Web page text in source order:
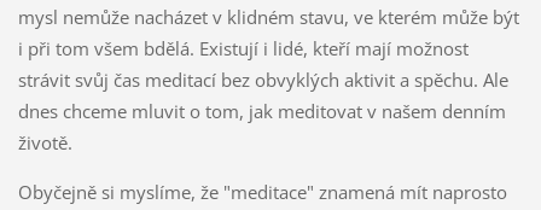
mysl nemůže nacházet v klidném stavu, ve kterém může být
i při tom všem bdělá. Existují i lidé, kteří mají možnost
strávit svůj čas meditací bez obvyklých aktivit a spěchu. Ale
dnes chceme mluvit o tom, jak meditovat v našem denním
životě.
Obyčejně si myslíme, že "meditace" znamená mít naprosto